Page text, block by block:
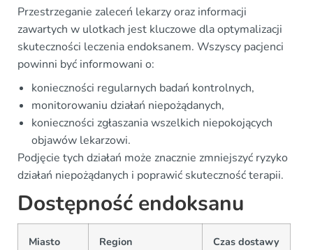
Przestrzeganie zaleceń lekarzy oraz informacji
zawartych w ulotkach jest kluczowe dla optymalizacji
skuteczności leczenia endoksanem. Wszyscy pacjenci
powinni być informowani o:
konieczności regularnych badań kontrolnych,
monitorowaniu działań niepożądanych,
konieczności zgłaszania wszelkich niepokojących
objawów lekarzowi.
Podjęcie tych działań może znacznie zmniejszyć ryzyko
działań niepożądanych i poprawić skuteczność terapii.
Dostępność endoksanu
Miasto Region Czas dostawy